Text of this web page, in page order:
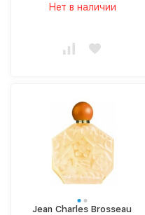
Нет в наличии
Jean Charles Brosseau